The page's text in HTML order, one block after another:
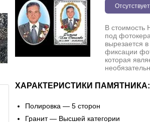
Отсутствует
В стоимость
под
вырезается
фиксации
которая
ХАРАКТЕРИСТИКИ ПАМЯТНИКА:
Полировка — 5 сторон
Гранит — Высшей категории